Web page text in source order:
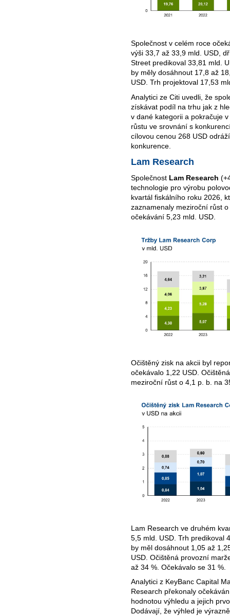
Společnost v celém roce
výši 33,7 až 33,9 mld. USD,
Street predikoval 33,81 mld.
by měly dosáhnout 17,8 až
USD. Trh projektoval 17,53
Analytici ze Citi uvedli, že
získávat podíl na trhu jak z
v dané kategorii a pokračuje
růstu ve srovnání s
cílovou cenou 268 USD
konkurence.
Lam Research
Společnost Lam Research
technologie pro výrobu
kvartál fiskálního roku 2026,
zaznamenaly meziroční růst
očekávání 5,23 mld. USD.
Očištěný zisk na akcii byl
očekávalo 1,22 USD.
meziroční růst o 4,1 p. b. na
Lam Research ve druhém
5,5 mld. USD. Trh predikoval
by měl dosáhnout 1,05 až
USD. Očištěná provozní
až 34 %. Očekávalo se 31 %.
Analytici z KeyBanc Capital
Research překonaly
hodnotou výhledu a jejich
Dodávají, že výhled je